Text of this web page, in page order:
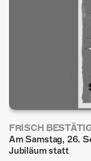
FRISCH
Am Samstag, 26.
Jubiläum statt